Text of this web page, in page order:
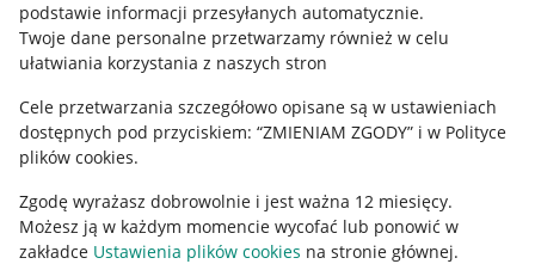
podstawie informacji przesyłanych automatycznie.
Twoje dane personalne przetwarzamy również w celu
ułatwiania korzystania z naszych stron
Cele przetwarzania szczegółowo opisane są w ustawieniach
dostępnych pod przyciskiem: “ZMIENIAM ZGODY” i w Polityce
plików cookies.
Zgodę wyrażasz dobrowolnie i jest ważna 12 miesięcy.
Możesz ją w każdym momencie wycofać lub ponowić w
zakładce Ustawienia plików cookies na stronie głównej.
Polityka plików "cookies"
Ustawienia plików "cookies"
Udostępnianie lokalizacji
Informacje dla Aktu o Usługach Cyfrowych
Pobierz aplikację